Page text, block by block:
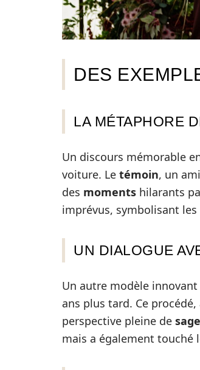
DES
LA MÉTAPHORE
Un discours mémorable
voiture. Le témoin, un
des moments hilarants
imprévus, symbolisant les
UN DIALOGUE
Un autre modèle
ans plus tard. Ce
perspective pleine de
mais a également touché